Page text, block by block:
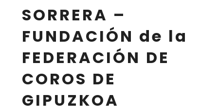
SORRERA –
FUNDACIÓN de la
FEDERACIÓN DE
COROS DE
GIPUZKOA